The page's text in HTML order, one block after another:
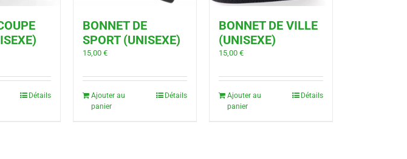
Détails
BONNET DE
SPORT (UNISEXE)
15,00 €
Ajouter au
panier
Détails
BONNET DE VILLE
(UNISEXE)
15,00 €
Ajouter au
panier
Détails